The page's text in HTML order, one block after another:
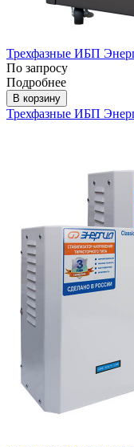
Трехфазные ИБП
По запросу
Подробнее
В корзину
Трехфазные ИБП